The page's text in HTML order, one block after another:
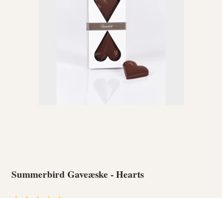
Summerbird Gaveæske - Hearts